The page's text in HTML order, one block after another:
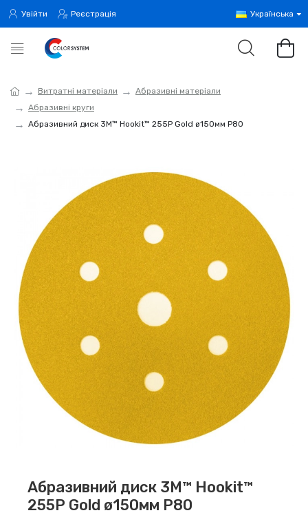
Увійти Реєстрація Українська
Витратні матеріали
Абразивні матеріали
Абразивні круги
Абразивний диск 3M™ Hookit™ 255P Gold ø150мм P80
Абразивний диск 3M™ Hookit™
255P Gold ø150мм P80